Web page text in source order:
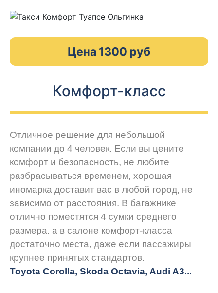
Цена 1300 руб
Комфорт-класс
Отличное решение для небольшой
компании до 4 человек. Если вы цените
комфорт и безопасность, не любите
разбрасываться временем, хорошая
иномарка доставит вас в любой город, не
зависимо от расстояния. В багажнике
отлично поместятся 4 сумки среднего
размера, а в салоне комфорт-класса
достаточно места, даже если пассажиры
крупнее принятых стандартов.
Toyota Corolla, Skoda Octavia, Audi A3...